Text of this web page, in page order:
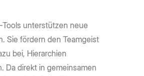
unterstützen neue
Sie fördern den Teamgeist
bei, Hierarchien
Da direkt in gemeinsamen